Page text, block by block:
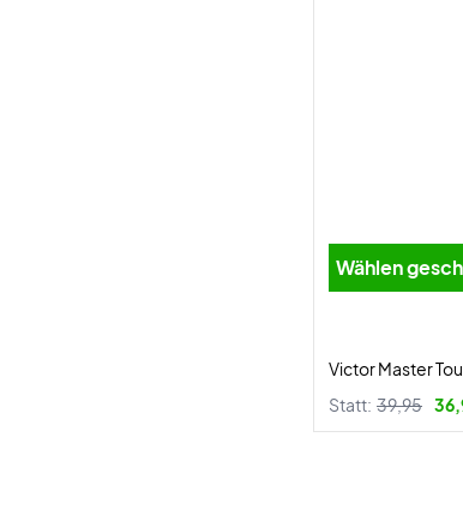
Wählen
Victor Master
Statt: 39,95